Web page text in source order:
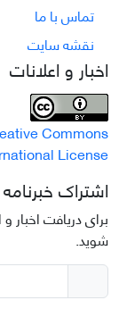
تماس با ما
نقشه سایت
اخبار و اعلانات
Commons
License
اشتراک خبرنامه
برای دریافت
شوید.